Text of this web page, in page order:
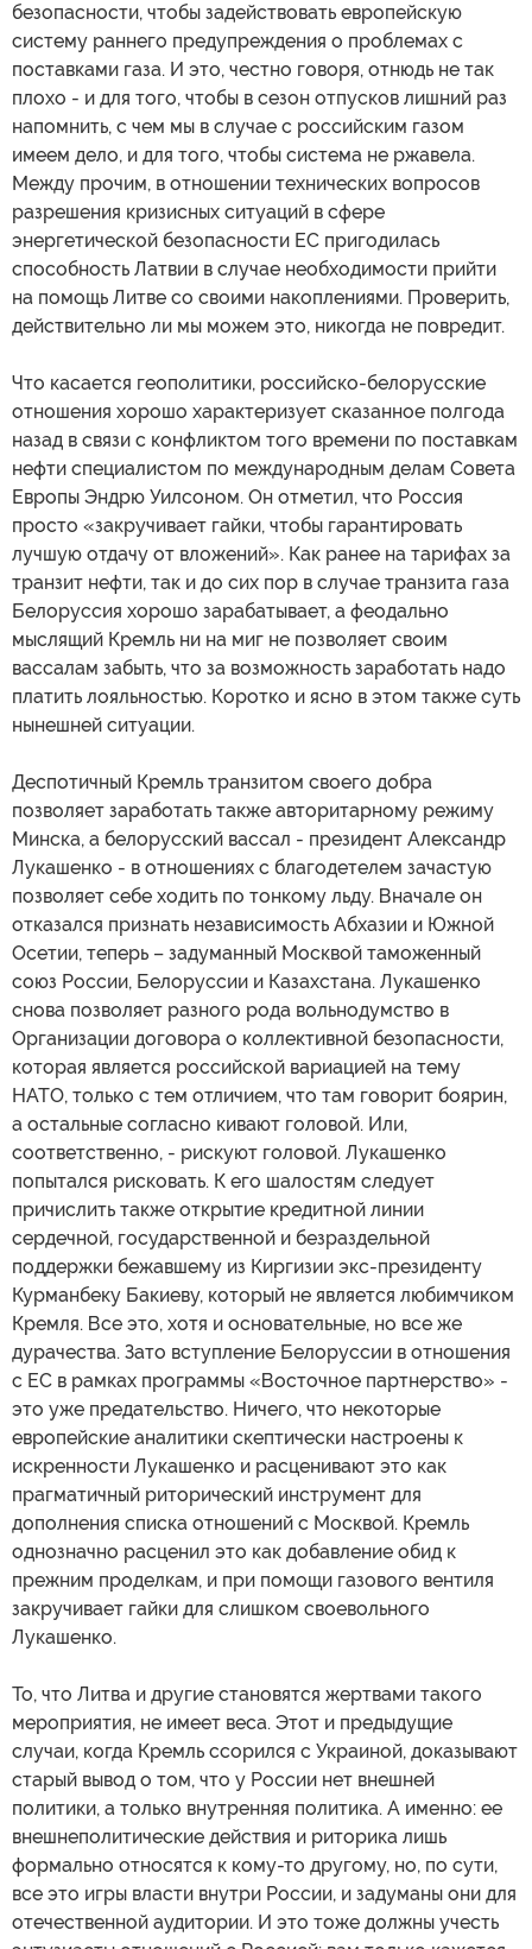
безопасности, чтобы задействовать европейскую
систему раннего предупреждения о проблемах с
поставками газа. И это, честно говоря, отнюдь не так
плохо - и для того, чтобы в сезон отпусков лишний раз
напомнить, с чем мы в случае с российским газом
имеем дело, и для того, чтобы система не ржавела.
Между прочим, в отношении технических вопросов
разрешения кризисных ситуаций в сфере
энергетической безопасности ЕС пригодилась
способность Латвии в случае необходимости прийти
на помощь Литве со своими накоплениями. Проверить,
действительно ли мы можем это, никогда не повредит.
Что касается геополитики, российско-белорусские
отношения хорошо характеризует сказанное полгода
назад в связи с конфликтом того времени по поставкам
нефти специалистом по международным делам Совета
Европы Эндрю Уилсоном. Он отметил, что Россия
просто «закручивает гайки, чтобы гарантировать
лучшую отдачу от вложений». Как ранее на тарифах за
транзит нефти, так и до сих пор в случае транзита газа
Белоруссия хорошо зарабатывает, а феодально
мыслящий Кремль ни на миг не позволяет своим
вассалам забыть, что за возможность заработать надо
платить лояльностью. Коротко и ясно в этом также суть
нынешней ситуации.
Деспотичный Кремль транзитом своего добра
позволяет заработать также авторитарному режиму
Минска, а белорусский вассал - президент Александр
Лукашенко - в отношениях с благодетелем зачастую
позволяет себе ходить по тонкому льду. Вначале он
отказался признать независимость Абхазии и Южной
Осетии, теперь – задуманный Москвой таможенный
союз России, Белоруссии и Казахстана. Лукашенко
снова позволяет разного рода вольнодумство в
Организации договора о коллективной безопасности,
которая является российской вариацией на тему
НАТО, только с тем отличием, что там говорит боярин,
а остальные согласно кивают головой. Или,
соответственно, - рискуют головой. Лукашенко
попытался рисковать. К его шалостям следует
причислить также открытие кредитной линии
сердечной, государственной и безраздельной
поддержки бежавшему из Киргизии экс-президенту
Курманбеку Бакиеву, который не является любимчиком
Кремля. Все это, хотя и основательные, но все же
дурачества. Зато вступление Белоруссии в отношения
с ЕС в рамках программы «Восточное партнерство» -
это уже предательство. Ничего, что некоторые
европейские аналитики скептически настроены к
искренности Лукашенко и расценивают это как
прагматичный риторический инструмент для
дополнения списка отношений с Москвой. Кремль
однозначно расценил это как добавление обид к
прежним проделкам, и при помощи газового вентиля
закручивает гайки для слишком своевольного
Лукашенко.
То, что Литва и другие становятся жертвами такого
мероприятия, не имеет веса. Этот и предыдущие
случаи, когда Кремль ссорился с Украиной, доказывают
старый вывод о том, что у России нет внешней
политики, а только внутренняя политика. А именно: ее
внешнеполитические действия и риторика лишь
формально относятся к кому-то другому, но, по сути,
все это игры власти внутри России, и задуманы они для
отечественной аудитории. И это тоже должны учесть